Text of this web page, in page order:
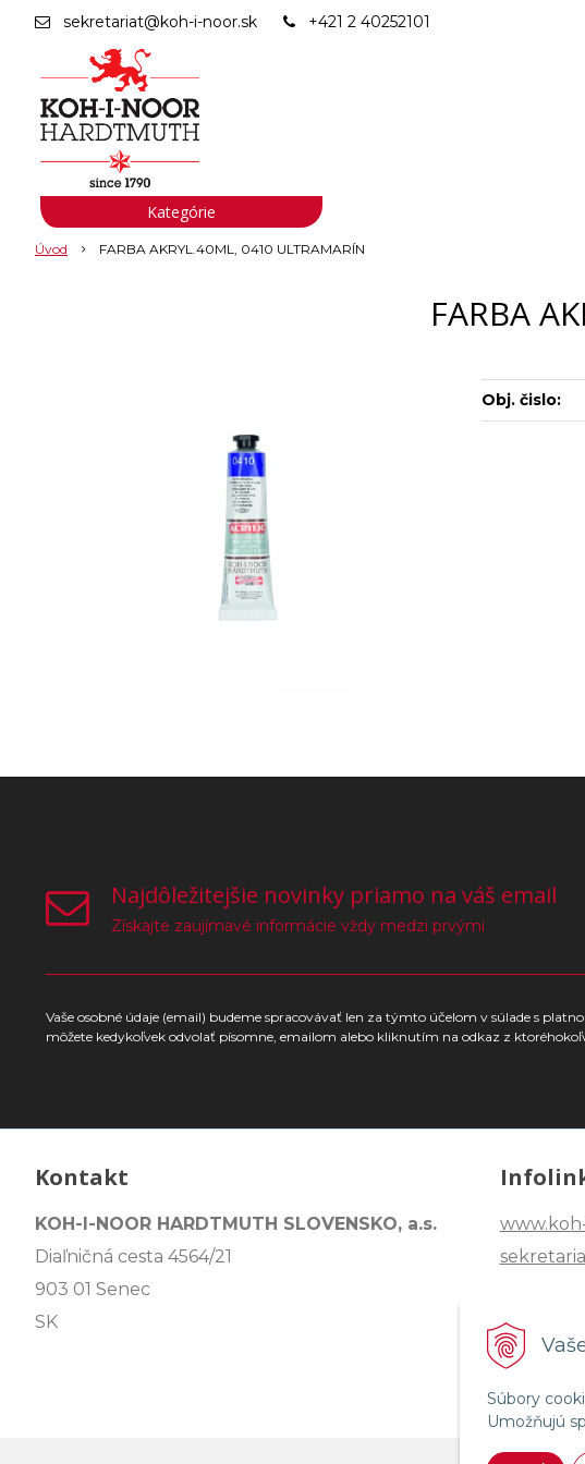
Súbory
Umožňujú
sekretariat@koh-i-noor.sk +421 2 40252101
Úvod FARBA AKRYL.40ML, 0410 ULTRAMARÍN
FARBA
Obj. čislo:
Kategórie
Najdôležitejšie novinky priamo na váš email
Získajte zaujímavé informácie vždy medzi prvými
Vaše osobné údaje (email) budeme spracovávať len za týmto účelom v súlade s
môžete kedykoľvek odvolať písomne, emailom alebo kliknutím na odkaz z
Kontakt
KOH-I-NOOR HARDTMUTH SLOVENSKO, a.s.
Diaľničná cesta 4564/21
903 01 Senec
SK
Tel: +421
Fax: